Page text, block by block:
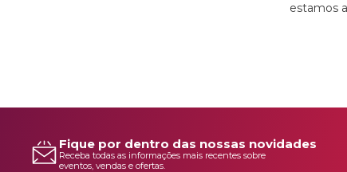
estamos
Fique por dentro das nossas novidades
Receba todas as informações mais recentes sobre
eventos, vendas e ofertas.